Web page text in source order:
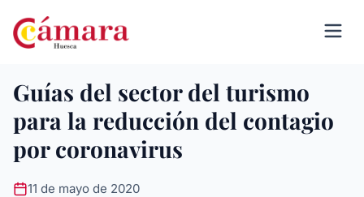
Guías del sector del turismo
para la reducción del contagio
por coronavirus
11 de mayo de 2020